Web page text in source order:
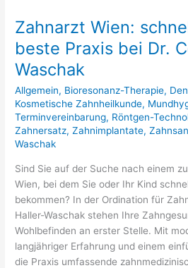
Zahnarzt Wien:
beste Praxis bei Dr.
Waschak
Allgemein, Bioresonanz-Therapie,
Kosmetische Zahnheilkunde,
Terminvereinbarung, Röntgen-
Zahnersatz,Zahnimplantate,
Waschak
Sind Sie auf der Suche nach einem
Wien, bei dem Sie oder Ihr Kind
bekommen? In der Ordination für
Haller-Waschak stehen Ihre
Wohlbefinden an erster Stelle. Mit
langjähriger Erfahrung und einem
die Praxis umfassende
schneller
Termin
&
beste
Praxis
bei
Dr.
Cora
Haller-
Waschak